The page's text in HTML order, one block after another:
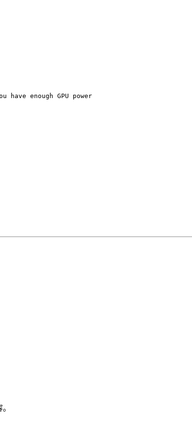
enough GPU power